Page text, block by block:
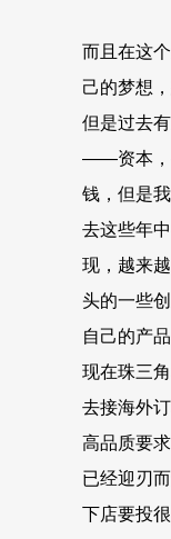
而且在这
己的梦想
但是过去
——资本，
钱，但是
去这些年
现，越来
头的一些
自己的产
现在珠三
去接海外
高品质要
已经迎刃
下店要投